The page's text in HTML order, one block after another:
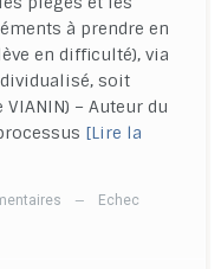
à prendre en
en difficulté), via
soit
– Auteur du
[Lire la
—
Echec